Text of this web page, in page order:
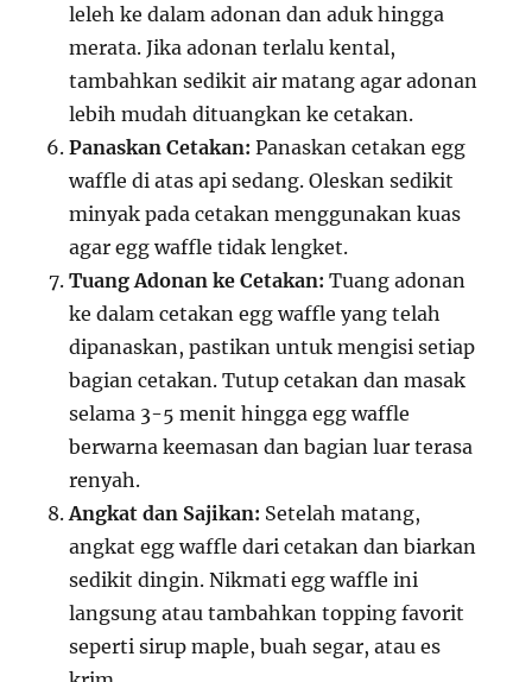
leleh ke dalam adonan dan aduk hingga
merata. Jika adonan terlalu kental,
tambahkan sedikit air matang agar adonan
lebih mudah dituangkan ke cetakan.
Panaskan Cetakan: Panaskan cetakan egg
waffle di atas api sedang. Oleskan sedikit
minyak pada cetakan menggunakan kuas
agar egg waffle tidak lengket.
Tuang Adonan ke Cetakan: Tuang adonan
ke dalam cetakan egg waffle yang telah
dipanaskan, pastikan untuk mengisi setiap
bagian cetakan. Tutup cetakan dan masak
selama 3-5 menit hingga egg waffle
berwarna keemasan dan bagian luar terasa
renyah.
Angkat dan Sajikan: Setelah matang,
angkat egg waffle dari cetakan dan biarkan
sedikit dingin. Nikmati egg waffle ini
langsung atau tambahkan topping favorit
seperti sirup maple, buah segar, atau es